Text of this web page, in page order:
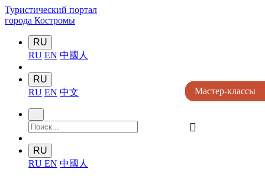
Туристический портал
города Костромы
RU
RU EN 中國人
RU
RU EN 中文
󰍉
RU
RU EN 中國人
Мастер-классы
Мастер-классы
Мастер-классы
Мастер-классы
Мастер-классы